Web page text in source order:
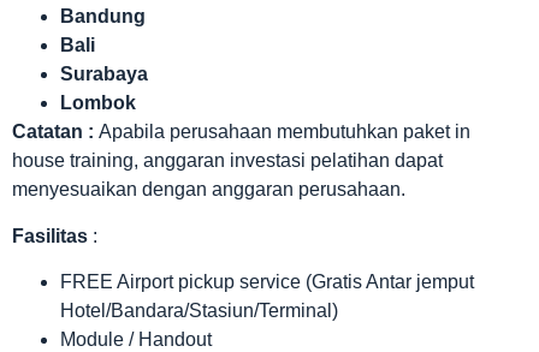
Bandung
Bali
Surabaya
Lombok
Catatan : Apabila perusahaan membutuhkan paket in
house training, anggaran investasi pelatihan dapat
menyesuaikan dengan anggaran perusahaan.
Fasilitas :
FREE Airport pickup service (Gratis Antar jemput
Hotel/Bandara/Stasiun/Terminal)
Module / Handout